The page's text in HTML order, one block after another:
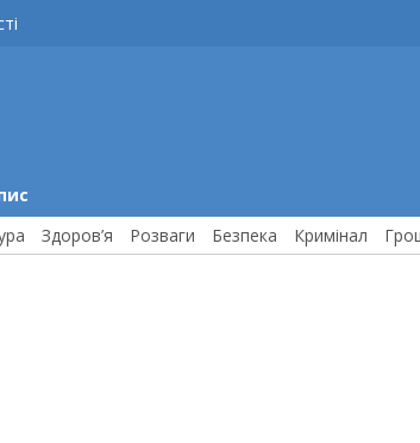
Здоров’я Розваги Безпека Кримінал